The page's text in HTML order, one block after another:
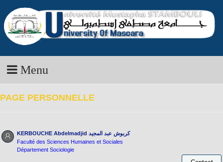
Menu
PAGE PERSONNELLE
KERBOUCHE Abdelmadjid كربوش عبد المجيد
Faculté des Sciences Humaines et Sociales
Département Sociologie